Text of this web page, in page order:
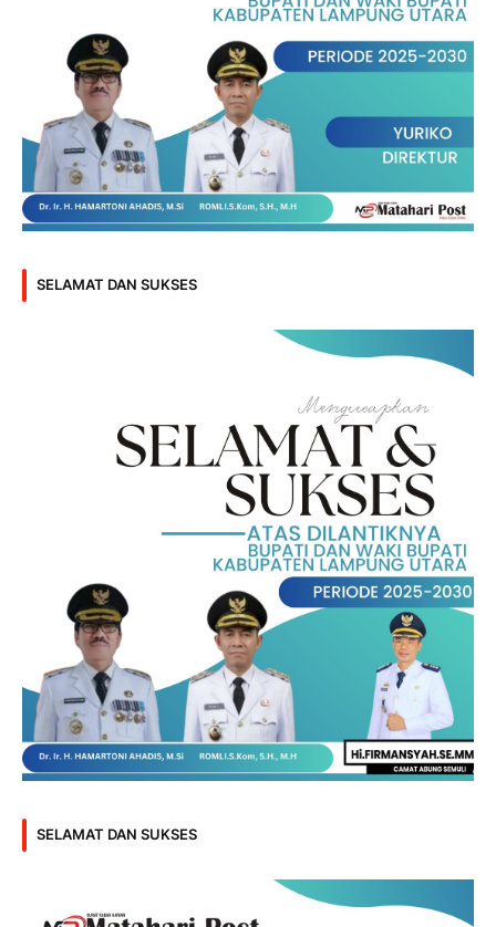
SELAMAT DAN SUKSES
SELAMAT DAN SUKSES